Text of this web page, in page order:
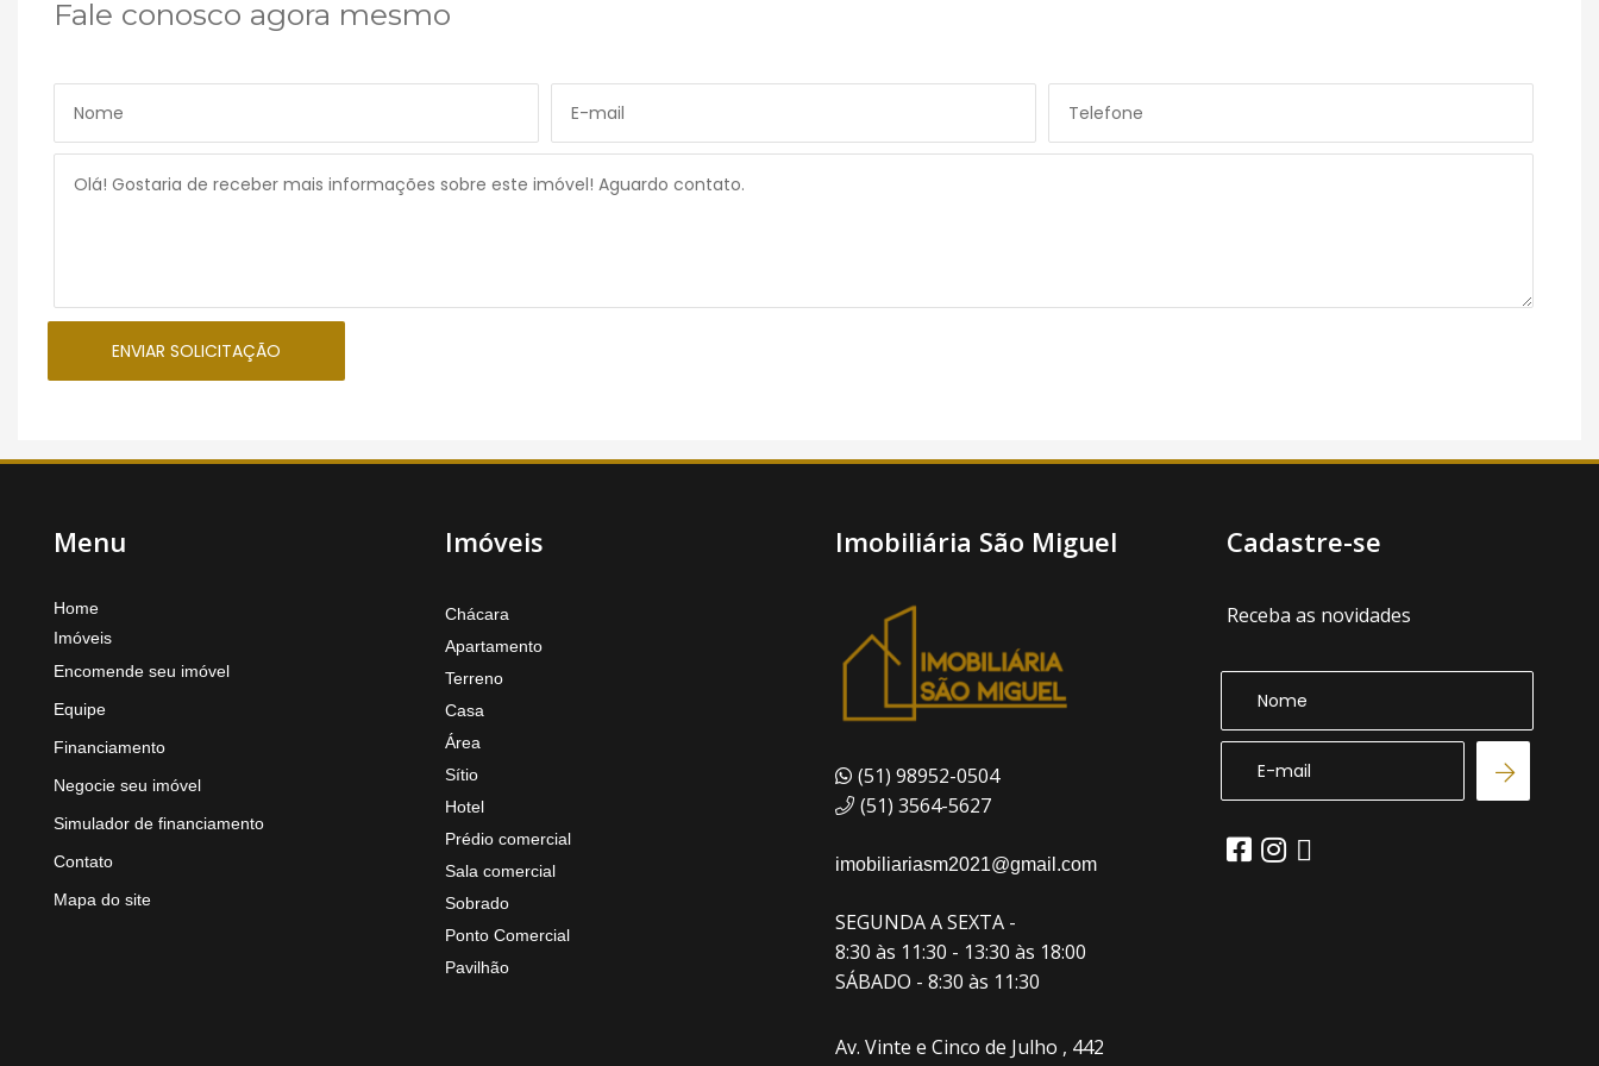
Fale conosco agora mesmo
Menu
Home
Imóveis
Encomende seu imóvel
Equipe
Financiamento
Negocie seu imóvel
Simulador de financiamento
Contato
Mapa do site
Imóveis
Chácara
Apartamento
Terreno
Casa
Área
Sítio
Hotel
Prédio comercial
Sala comercial
Sobrado
Ponto Comercial
Pavilhão
Imobiliária São Miguel
(51) 98952-0504
(51) 3564-5627
imobiliariasm2021@gmail.com
SEGUNDA A SEXTA -
8:30 às 11:30 - 13:30 às 18:00
SÁBADO - 8:30 às 11:30
Av. Vinte e Cinco de Julho , 442
Cadastre-se
Receba as novidades